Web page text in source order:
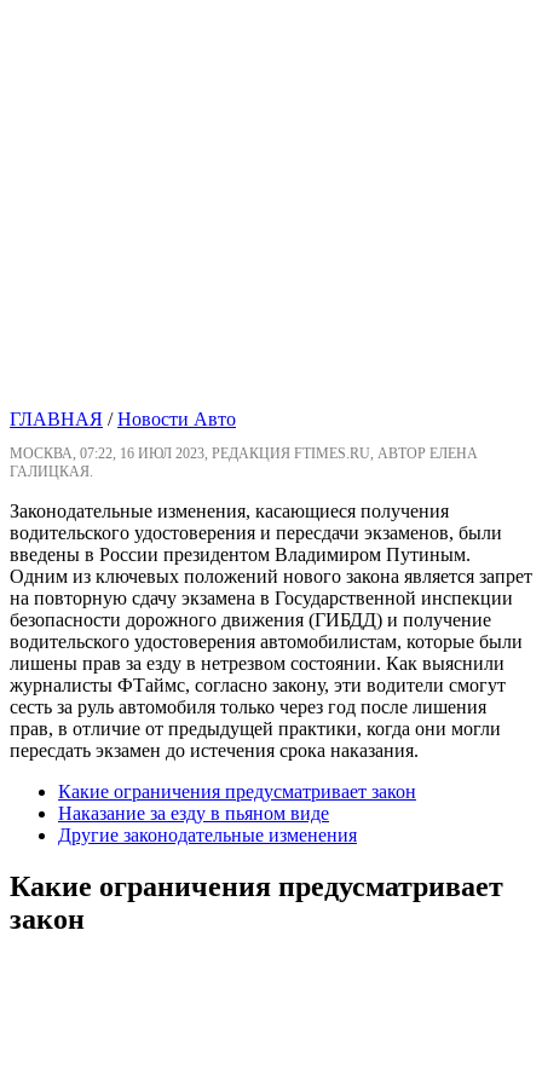
ГЛАВНАЯ /Новости Авто
МОСКВА, 07:22, 16 ИЮЛ 2023, РЕДАКЦИЯ FTIMES.RU, АВТОР ЕЛЕНА
ГАЛИЦКАЯ.
Законодательные изменения, касающиеся получения
водительского удостоверения и пересдачи экзаменов, были
введены в России президентом Владимиром Путиным.
Одним из ключевых положений нового закона является запрет
на повторную сдачу экзамена в Государственной инспекции
безопасности дорожного движения (ГИБДД) и получение
водительского удостоверения автомобилистам, которые были
лишены прав за езду в нетрезвом состоянии. Как выяснили
журналисты ФТаймс, согласно закону, эти водители смогут
сесть за руль автомобиля только через год после лишения
прав, в отличие от предыдущей практики, когда они могли
пересдать экзамен до истечения срока наказания.
Какие ограничения предусматривает закон
Наказание за езду в пьяном виде
Другие законодательные изменения
Какие ограничения предусматривает
закон